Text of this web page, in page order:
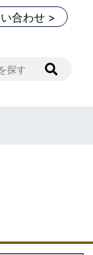
合わせ >